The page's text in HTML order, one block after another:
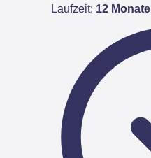
Laufzeit: 12 Monate